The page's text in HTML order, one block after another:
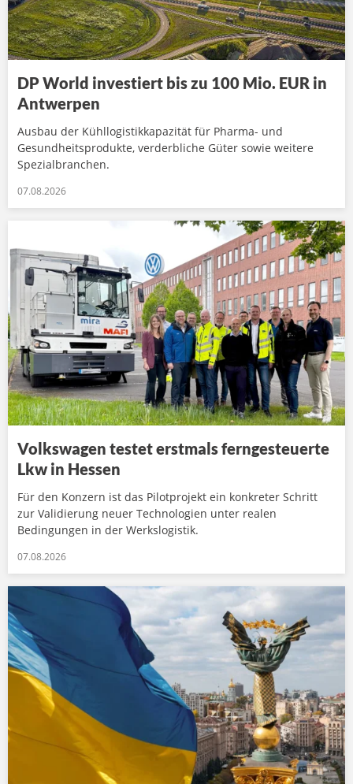
DP World investiert bis zu 100 Mio. EUR in
Antwerpen
Ausbau der Kühllogistikkapazität für Pharma- und
Gesundheitsprodukte, verderbliche Güter sowie weitere
Spezialbranchen.
07.08.2026
Volkswagen testet erstmals ferngesteuerte
Lkw in Hessen
Für den Konzern ist das Pilotprojekt ein konkreter Schritt
zur Validierung neuer Technologien unter realen
Bedingungen in der Werkslogistik.
07.08.2026